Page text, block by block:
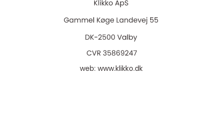
web: www.klikko.dk